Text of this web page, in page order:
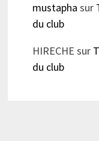
mustapha sur
du club
HIRECHE sur
du club